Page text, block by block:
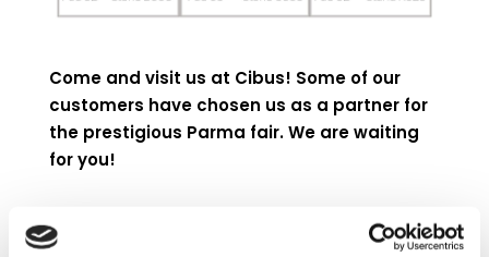
Come and visit us at Cibus! Some of our
customers have chosen us as a partner for
the prestigious Parma fair. We are waiting
for you!
Search